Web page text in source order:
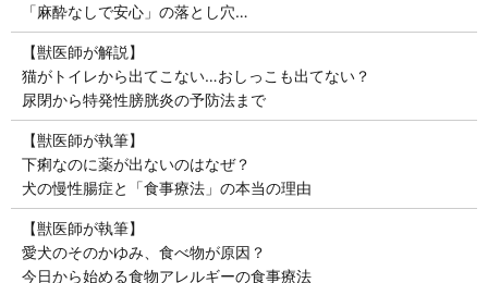
「麻酔なしで安心」の落とし穴…
【獣医師が解説】
猫がトイレから出てこない…おしっこも出てない？
尿閉から特発性膀胱炎の予防法まで
【獣医師が執筆】
下痢なのに薬が出ないのはなぜ？
犬の慢性腸症と「食事療法」の本当の理由
【獣医師が執筆】
愛犬のそのかゆみ、食べ物が原因？
今日から始める食物アレルギーの食事療法